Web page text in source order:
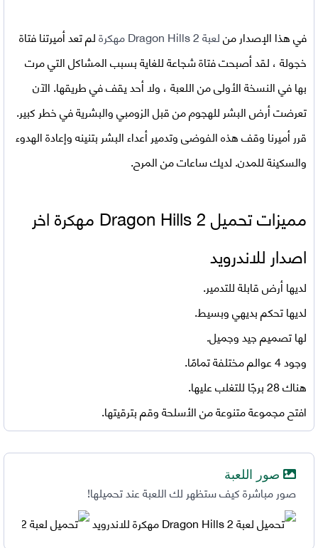
في هذا الإصدار منلعبة Dragon Hills 2 مهكرة
لم تعد أميرتنا فتاة
خجولة ، لقد أصبحت فتاة شجاعة للغاية بسبب المشاكل التي مرت
بها في النسخة الأولى من اللعبة ، ولا أحد يقف في طريقها. الآن
تعرضت أرض البشر للهجوم من قبل الزومبي والبشرية في خطر كبير.
قرر أميرنا وقف هذه الفوضى وتدمير أعداء البشر بتنينه وإعادة الهدوء
والسكينة للمدن. لديك ساعات من المرح.
مميزات تحميل
Dragon Hills 2 مهكرة اخر
اصدار للاندرويد
لديها أرض قابلة للتدمير.
لديها تحكم بديهي وبسيط.
لها تصميم جيد وجميل.
وجود 4 عوالم مختلفة تمامًا.
هناك 28 برجًا للتغلب عليها.
افتح مجموعة متنوعة من الأسلحة وقم بترقيتها.
صور اللعبة
صور مباشرة كيف ستظهر لك اللعبة عند تحميلها!